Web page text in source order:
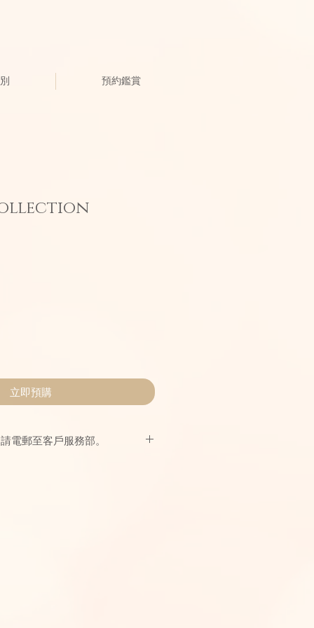
預約鑑賞
立即預購
電郵至客戶服務部。